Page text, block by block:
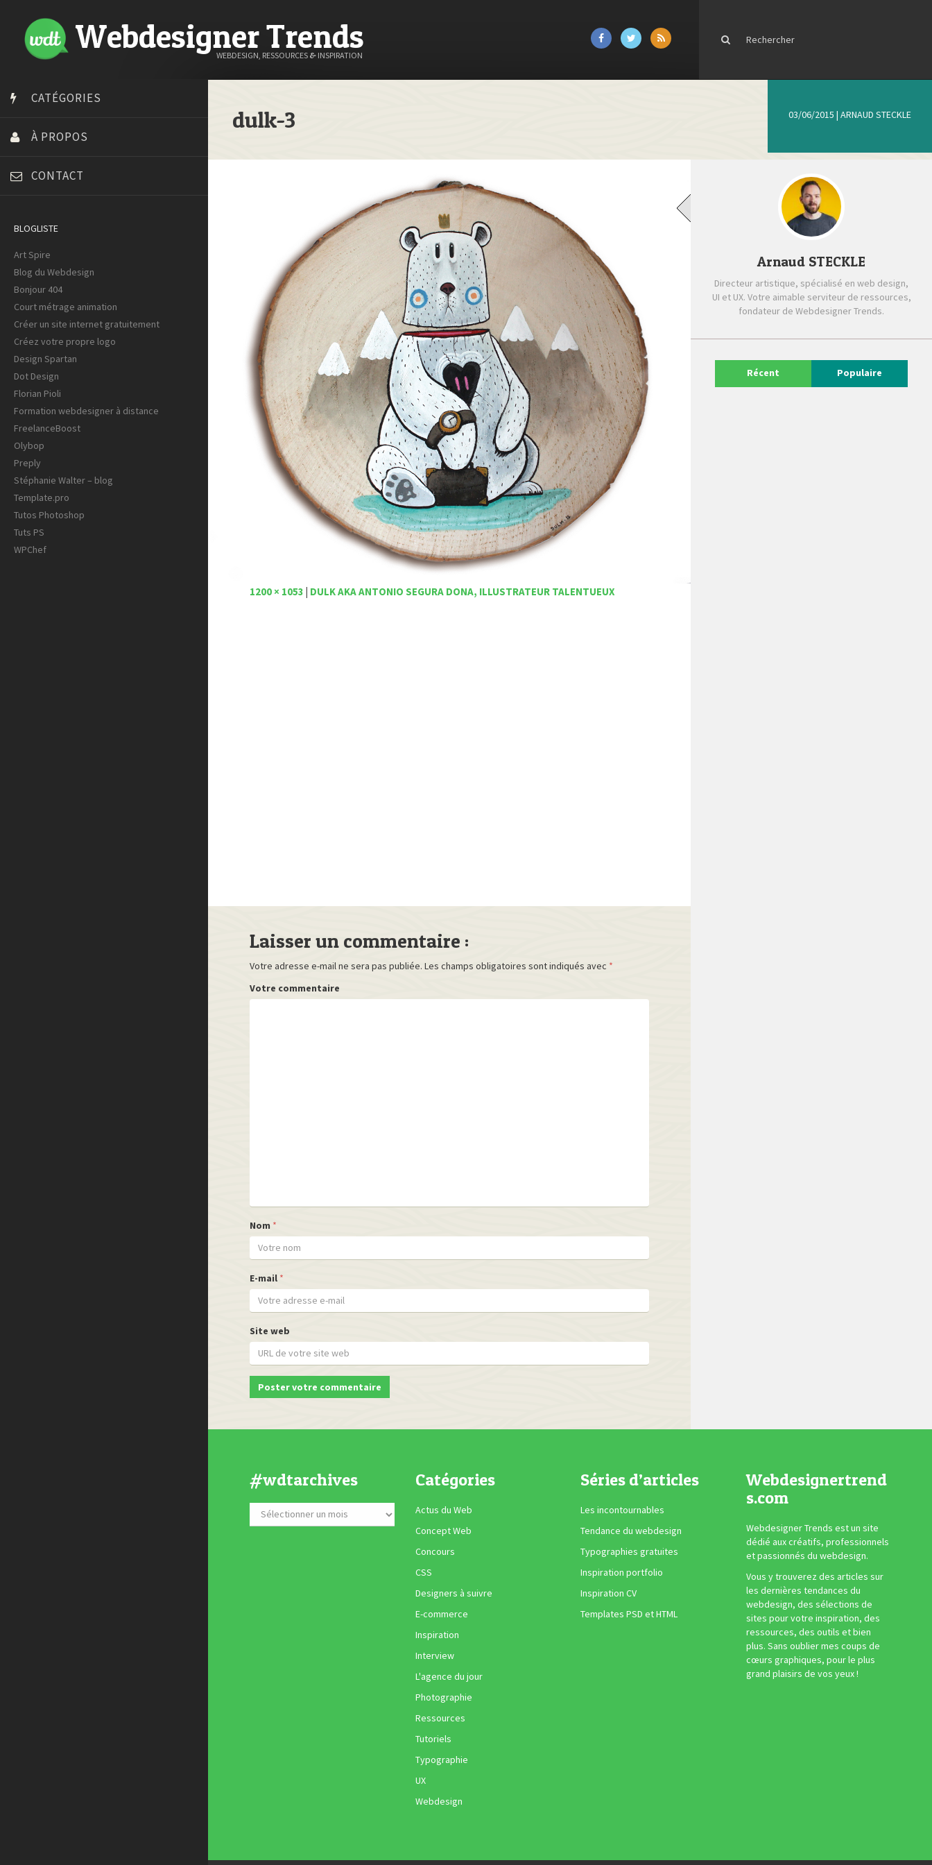
Webdesigner Trends
WEBDESIGN, RESSOURCES & INSPIRATION
CATÉGORIES
À PROPOS
CONTACT
BLOGLISTE
Art Spire
Blog du Webdesign
Bonjour 404
Court métrage animation
Créer un site internet gratuitement
Créez votre propre logo
Design Spartan
Dot Design
Florian Pioli
Formation webdesigner à distance
FreelanceBoost
Olybop
Preply
Stéphanie Walter – blog
Template.pro
Tutos Photoshop
Tuts PS
WPChef
03/06/2015 | ARNAUD STECKLE
dulk-3
1200 × 1053 | DULK AKA ANTONIO SEGURA DONA, ILLUSTRATEUR TALENTUEUX
Laisser un commentaire :
Votre adresse e-mail ne sera pas publiée. Les champs obligatoires sont indiqués avec *
Votre commentaire
Nom *
E-mail *
Site web
Arnaud STECKLE
Directeur artistique, spécialisé en web design,
UI et UX. Votre aimable serviteur de ressources,
fondateur de Webdesigner Trends.
Récent Populaire
#wdtarchives Catégories
Actus du Web
Concept Web
Concours
CSS
Designers à suivre
E-commerce
Inspiration
Interview
L'agence du jour
Photographie
Ressources
Tutoriels
Typographie
UX
Webdesign
Séries d’articles
Les incontournables
Tendance du webdesign
Typographies gratuites
Inspiration portfolio
Inspiration CV
Templates PSD et HTML
Webdesignertrend
s.com
Webdesigner Trends est un site
dédié aux créatifs, professionnels
et passionnés du webdesign.
Vous y trouverez des articles sur
les dernières tendances du
webdesign, des sélections de
sites pour votre inspiration, des
ressources, des outils et bien
plus. Sans oublier mes coups de
cœurs graphiques, pour le plus
grand plaisirs de vos yeux !